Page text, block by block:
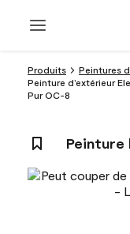
Produits
Peintures
Peinture d’extérieur
Pur OC-8
Peinture